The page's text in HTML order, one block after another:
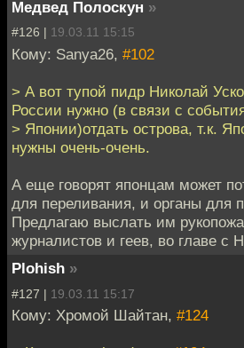
Медвед Полоскун »
#126 | 19.03.11 15:15
Кому: Sanya26, #102
> А вот тупой пидр Николай
России нужно (в связи с
> Японии)отдать острова, т.к.
нужны очень-очень.
А еще говорят японцам может
для переливания, и органы для
Предлагаю выслать им
журналистов и геев, во главе с
Plohish »
#127 | 19.03.11 15:17
Кому: Хромой Шайтан, #124